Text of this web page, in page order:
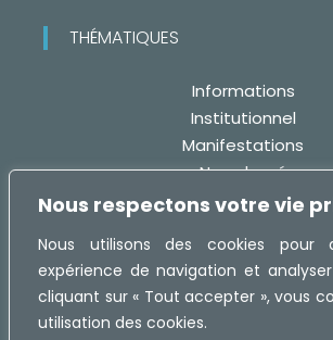
Nous respectons votre vie
Nous utilisons des cookies pour
expérience de navigation et
cliquant sur « Tout accepter », vous
utilisation des cookies.
THÉMATIQUES
Informations
Institutionnel
Manifestations
Non classé
Travaux